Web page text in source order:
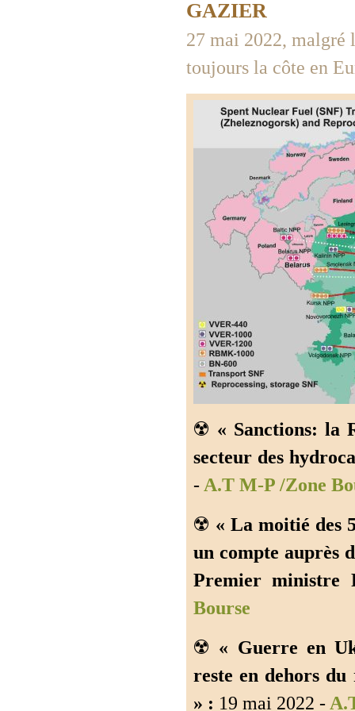
GAZIER
27 mai 2022, malgré
toujours la côte en
☢️ « Sanctions: la
secteur des
- A.T M-P /Zone
☢️ « La moitié des
un compte auprès
Premier ministre
Bourse
☢️ « Guerre en
reste en dehors du
» : 19 mai 2022 -